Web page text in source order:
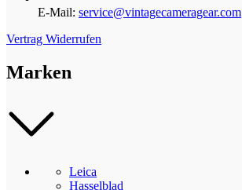
E-Mail: service@vintagecameragear.com
Vertrag Widerrufen
Marken
Leica
Hasselblad